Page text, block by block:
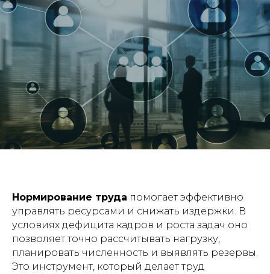
Нормирование труда помогает эффективно
управлять ресурсами и снижать издержки. В
условиях дефицита кадров и роста задач оно
позволяет точно рассчитывать нагрузку,
планировать численность и выявлять резервы.
Это инструмент, который делает труд